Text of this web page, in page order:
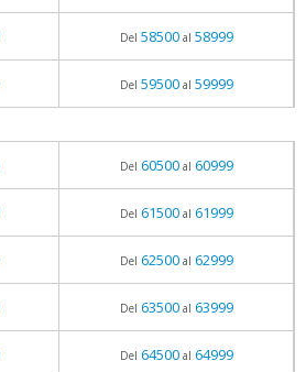
Del 58500al 58999
Del 59500al 59999
Del 60500al 60999
Del 61500al 61999
Del 62500al 62999
Del 63500al 63999
Del 64500al 64999